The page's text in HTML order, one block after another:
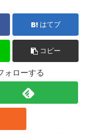
はてブ
コピー
ォローする